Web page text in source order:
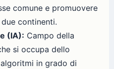
comune e promuovere
continenti.
(IA): Campo della
si occupa dello
in grado di